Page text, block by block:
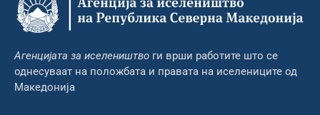
Агенцијата за иселеништво ги врши работите што се
однесуваат на положбата и правата на иселениците од
Македонија